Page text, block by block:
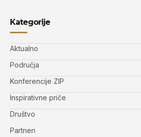
Kategorije
Aktualno
Područja
Konferencije ZIP
Inspirativne priče
Društvo
Partneri